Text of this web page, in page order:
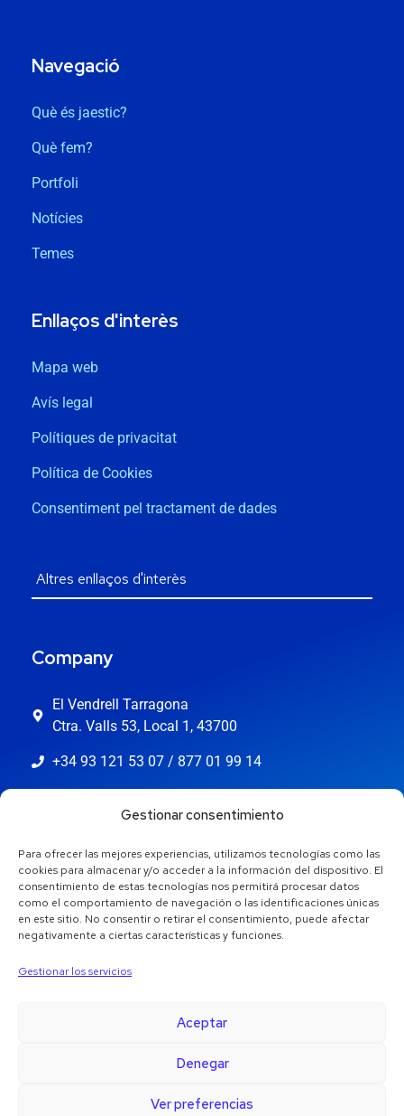
Gestionar consentimiento
Para ofrecer las mejores experiencias, utilizamos tecnologías como las
cookies para almacenar y/o acceder a la información del dispositivo. El
consentimiento de estas tecnologías nos permitirá procesar datos
como el comportamiento de navegación o las identificaciones únicas
en este sitio. No consentir o retirar el consentimiento, puede afectar
negativamente a ciertas características y funciones.
Gestionar los servicios
Aceptar
Denegar
Ver preferencias
Navegació
Què és jaestic?
Què fem?
Portfoli
Notícies
Temes
Enllaços d'interès
Mapa web
Avís legal
Polítiques de privacitat
Política de Cookies
Consentiment pel tractament de dades
Company
El Vendrell Tarragona
Ctra. Valls 53, Local 1, 43700
+34 93 121 53 07 / 877 01 99 14
Copyright © 2024 Jaestic S.L. Tots els drets reservats.